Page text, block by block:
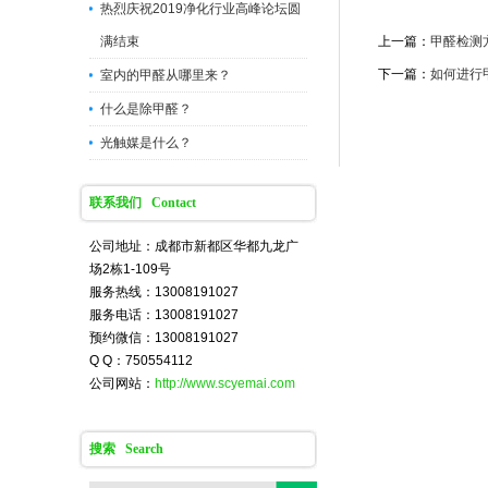
热烈庆祝2019净化行业高峰论坛圆
满结束
室内的甲醛从哪里来？
什么是除甲醛？
光触媒是什么？
联系我们 Contact
公司地址：成都市新都区华都九龙广
场2栋1-109号
服务热线：13008191027
服务电话：13008191027
预约微信：13008191027
Q Q：750554112
公司网站： http://www.scyemai.com
搜索 Search
上一篇： 甲醛检测
下一篇： 如何进行